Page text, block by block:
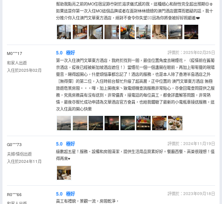
幫助我點亮之前的MO住宿足跡🥹對於渴求儀式感的我，這種細心和耐性完全超出預期😌☺️
如果這是你第一次入住MO這個品牌或者在面對林林總總的澳門酒店選擇而猶疑的話，我十
分推介你入住澳門文華東方酒店，絕對不會令你失望👍🏻因為你將會被好好照顧着❤️
M0***17
和家人出遊
入住於2025年02月
5.0 極好
評價於：2025年02月25日
第一次入住澳門文華東方酒店，我終於找到一間，最佳位置角度去睇煙花，（疫情前在舊葡
京酒店，疫後已經被新加坡酒店遮住！）當煙花一個一個盞開在眼前，再加上嘭嘭聲的現場
聲音，睇得超開心，什麼煩惱事都忘記了！酒店的服務，也是本人除了香港半島酒店之外
［無得彈］的第二位，入住時前台幫忙升級了超高層，正中位置的 澳門文華東方酒店 無極
旅遊塔景房間。。。嘩，加上開夜床丶致電總機查詢服務非常貼心，亦會回電查問提供之服
務，究竟房務員有沒有送到，非常儘責，接電話的每位員工，都會詳盡解答問題，非常熱
情，最後亦幫忙成功申請為文華酒店官方會員，也給我體驗了最新的小電瓶車接送服務，這
次入住真的開心快樂
G0***73
夫婦/情侶出遊
入住於2024年11月
5.0 極好
評價於：2024年11月19日
級數超五星！服務、設備和房間清潔，提供生活用品質素好好。餐廳西餐、高茶很理想！值
得再來♥️
R0***66
5.0 極好
評價於：2023年09月18日
員工有禮貌，景觀一流，房間乾淨，